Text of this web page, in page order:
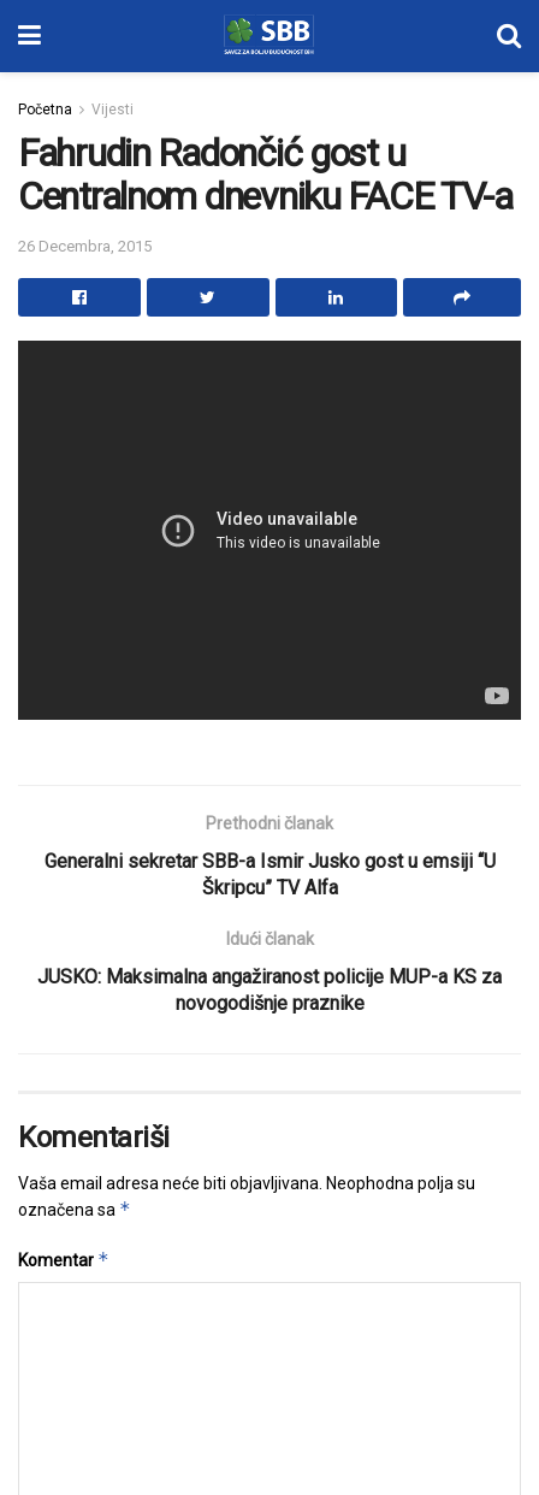
Početna Vijesti
Fahrudin Radončić gost u
Centralnom dnevniku FACE TV-a
26 Decembra, 2015
Prethodni članak
Generalni sekretar SBB-a Ismir Jusko gost u emsiji “U
Škripcu” TV Alfa
Idući članak
JUSKO: Maksimalna angažiranost policije MUP-a KS za
novogodišnje praznike
Komentariši
Vaša email adresa neće biti objavljivana. Neophodna polja su
označena sa *
Komentar *